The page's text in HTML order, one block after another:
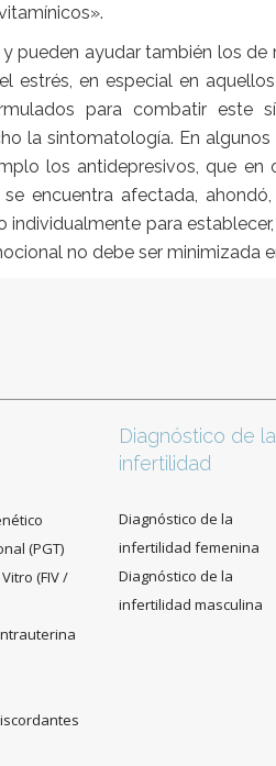
pueden ayudar también los de
estrés, en especial en
para combatir este
la sintomatología. En
los antidepresivos, que en
encuentra afectada,
individualmente para
no debe ser minimizada
(PGT)
(FIV /
Diagnóstico de la
infertilidad
Diagnóstico de la
infertilidad femenina
Diagnóstico de la
infertilidad masculina